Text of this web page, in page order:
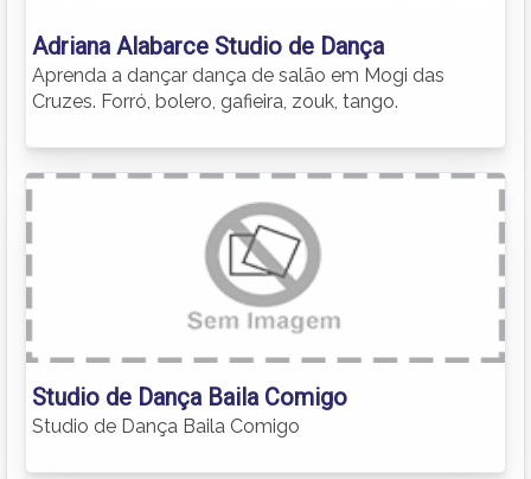
Adriana Alabarce Studio de Dança
Aprenda a dançar dança de salão em Mogi das
Cruzes. Forró, bolero, gafieira, zouk, tango.
Studio de Dança Baila Comigo
Studio de Dança Baila Comigo